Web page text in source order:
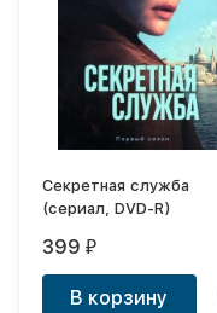
Секретная служба
(сериал, DVD-R)
399₽
В корзину